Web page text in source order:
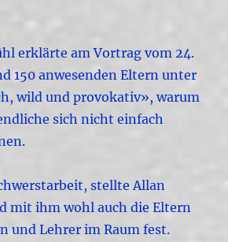
erklärte am Vortrag vom 24.
150 anwesenden Eltern unter
wild und provokativ», warum
sich nicht einfach
stellte Allan
mit ihm wohl auch die Eltern
und Lehrer im Raum fest.